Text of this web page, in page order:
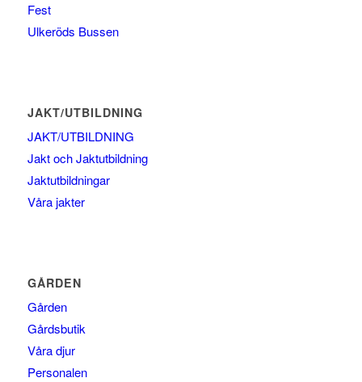
Fest
Ulkeröds Bussen
JAKT/UTBILDNING
JAKT/UTBILDNING
Jakt och Jaktutbildning
Jaktutbildningar
Våra jakter
GÅRDEN
Gården
Gårdsbutik
Våra djur
Personalen